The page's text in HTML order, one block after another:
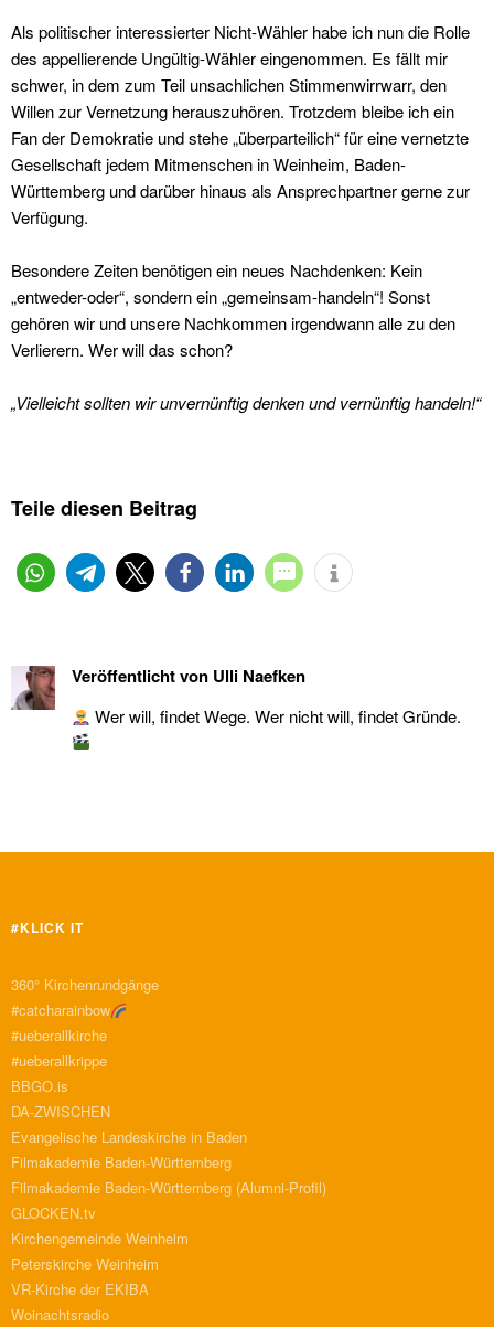
Als politischer interessierter Nicht-Wähler habe ich nun die Rolle
des appellierende Ungültig-Wähler eingenommen. Es fällt mir
schwer, in dem zum Teil unsachlichen Stimmenwirrwarr, den
Willen zur Vernetzung herauszuhören. Trotzdem bleibe ich ein
Fan der Demokratie und stehe „überparteilich“ für eine vernetzte
Gesellschaft jedem Mitmenschen in Weinheim, Baden-
Württemberg und darüber hinaus als Ansprechpartner gerne zur
Verfügung.
Besondere Zeiten benötigen ein neues Nachdenken: Kein
„entweder-oder“, sondern ein „gemeinsam-handeln“! Sonst
gehören wir und unsere Nachkommen irgendwann alle zu den
Verlierern. Wer will das schon?
„Vielleicht sollten wir unvernünftig denken und vernünftig handeln!“
Teile diesen Beitrag
Veröffentlicht von Ulli Naefken
Wer will, findet Wege. Wer nicht will, findet Gründe.
#KLICK IT
360° Kirchenrundgänge
#catcharainbow
#ueberallkirche
#ueberallkrippe
BBGO.is
DA-ZWISCHEN
Evangelische Landeskirche in Baden
Filmakademie Baden-Württemberg
Filmakademie Baden-Württemberg (Alumni-Profil)
GLOCKEN.tv
Kirchengemeinde Weinheim
Peterskirche Weinheim
VR-Kirche der EKIBA
Woinachtsradio